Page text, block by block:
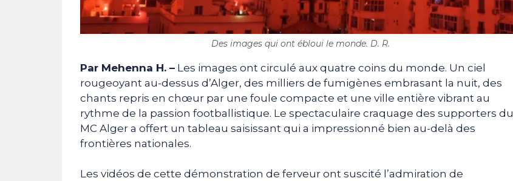
Des images qui ont ébloui le monde. D. R.
Par Mehenna H. – Les images ont circulé aux quatre coins du monde. Un ciel
rougeoyant au-dessus d’Alger, des milliers de fumigènes embrasant la nuit, des
chants repris en chœur par une foule compacte et une ville entière vibrant au
rythme de la passion footballistique. Le spectaculaire craquage des supporters du
MC Alger a offert un tableau saisissant qui a impressionné bien au-delà des
frontières nationales.
Les vidéos de cette démonstration de ferveur ont suscité l’admiration de